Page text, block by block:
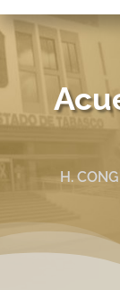
H.